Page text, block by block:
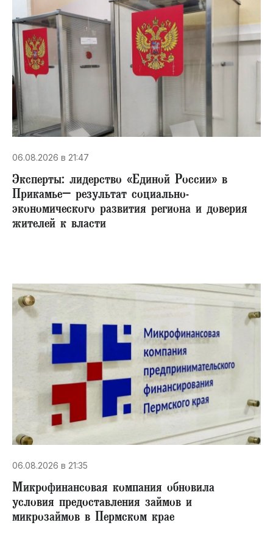
06.08.2026 в 21:47
Эксперты: лидерство «Единой России» в
Прикамье– результат социально-
экономического развития региона и доверия
жителей к власти
06.08.2026 в 21:35
Микрофинансовая компания обновила
условия предоставления займов и
микрозаймов в Пермском крае